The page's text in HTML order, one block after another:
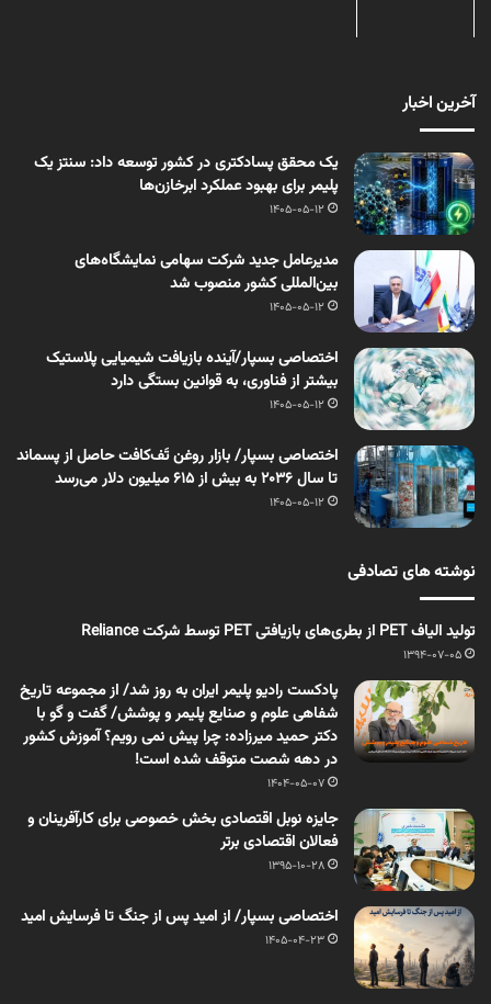
آخرین اخبار
یک محقق پسادکتری در کشور توسعه داد: سنتز یک
پلیمر برای بهبود عملکرد ابرخازن‌ها
1405-05-12
مدیرعامل جدید شرکت سهامی نمایشگاه‌های
بین‌المللی کشور منصوب شد
1405-05-12
اختصاصی بسپار/آینده بازیافت شیمیایی پلاستیک
بیشتر از فناوری، به قوانین بستگی دارد
1405-05-12
اختصاصی بسپار/ بازار روغن تَف‌کافت حاصل از پسماند
تا سال ۲۰۳۶ به بیش از ۶۱۵ میلیون دلار می‌رسد
1405-05-12
نوشته های تصادفی
تولید الیاف PET از بطری‌های بازیافتی PET توسط شرکت Reliance
1394-07-05
پادکست رادیو پلیمر ایران به روز شد/ از مجموعه تاریخ
شفاهی علوم و صنایع پلیمر و پوشش/ گفت و گو با
دکتر حمید میرزاده: چرا پیش نمی رویم؟ آموزش کشور
در دهه شصت متوقف شده است!
1404-05-07
جایزه نوبل اقتصادی بخش خصوصی برای کارآفرینان و
فعالان اقتصادی برتر
1395-10-28
اختصاصی بسپار/ از امید پس از جنگ تا فرسایش امید
1405-04-23